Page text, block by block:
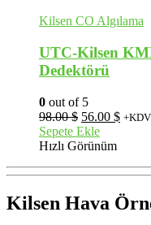
Kilsen CO Algılama
UTC-Kilsen
Dedektörü
0 out of 5
98.00$ Orijinal
fiyat:
98.00 $.
56.00 $Şu
+KDV
Sepete Ekle
Hızlı Görünüm
Kilsen Hava